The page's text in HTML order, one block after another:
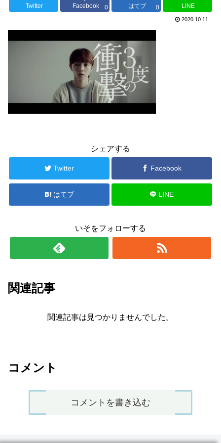
Twitter Facebook 0 はてブ 0 LINE
2020.10.11
シェアする
Twitter Facebook
はてブ LINE
いそをフォローする
関連記事
関連記事は見つかりませんでした。
コメント
コメントを書き込む